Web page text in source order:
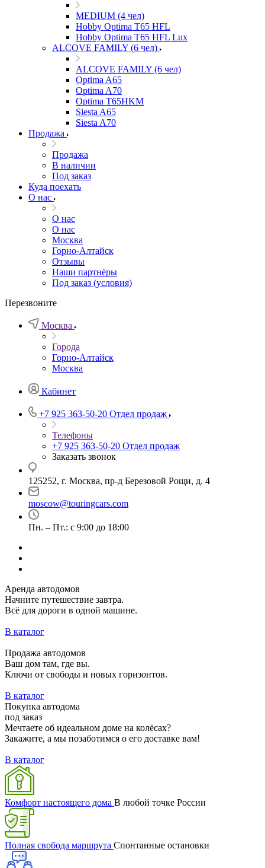
MEDIUM (4 чел)
Hobby Optima T65 HFL
Hobby Optima T65 HFL Lux
ALCOVE FAMILY (6 чел)
ALCOVE FAMILY (6 чел)
Optima A65
Optima A70
Optima T65HKM
Siesta A65
Siesta A70
Продажа
Продажа
В наличии
Под заказ
Куда поехать
О нас
О нас
О нас
Москва
Горно-Алтайск
Отзывы
Наши партнёры
Под заказ (условия)
Перезвоните
Москва
Города
Горно-Алтайск
Москва
Кабинет
+7 925 363-50-20 Отдел продаж
Телефоны
+7 925 363-50-20 Отдел продаж
Заказать звонок
125252, г. Москва, пр-д Березовой Рощи, д. 4
moscow@touringcars.com
Пн. – Пт.: с 9:00 до 18:00
Аренда автодомов
Начните путешествие завтра.
Всё для дороги в одной машине.
В каталог
Продажа автодомов
Ваш дом там, где вы.
Ключи от свободы и новых горизонтов.
В каталог
Покупка автодома
под заказ
Мечтаете об идеальном доме на колёсах?
Закажите, а мы позаботимся о его доставке вам!
В каталог
Комфорт настоящего дома В любой точке России
Полная свобода маршрута Спонтанные остановки